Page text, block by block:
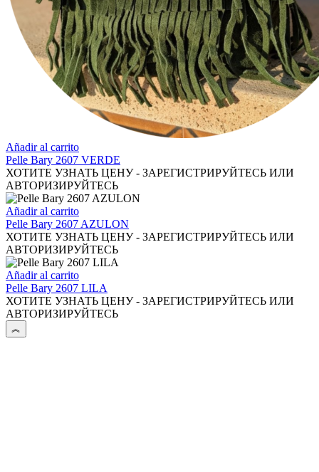
Añadir al carrito
Pelle Bary 2607 VERDE
ХОТИТЕ УЗНАТЬ ЦЕНУ - ЗАРЕГИСТРИРУЙТЕСЬ ИЛИ
АВТОРИЗИРУЙТЕСЬ
Añadir al carrito
Pelle Bary 2607 AZULON
ХОТИТЕ УЗНАТЬ ЦЕНУ - ЗАРЕГИСТРИРУЙТЕСЬ ИЛИ
АВТОРИЗИРУЙТЕСЬ
Añadir al carrito
Pelle Bary 2607 LILA
ХОТИТЕ УЗНАТЬ ЦЕНУ - ЗАРЕГИСТРИРУЙТЕСЬ ИЛИ
АВТОРИЗИРУЙТЕСЬ